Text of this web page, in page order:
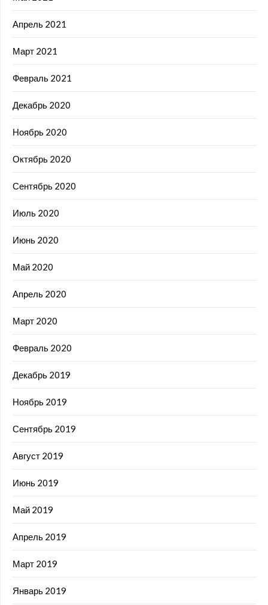
Апрель 2021
Март 2021
Февраль 2021
Декабрь 2020
Ноябрь 2020
Октябрь 2020
Сентябрь 2020
Июль 2020
Июнь 2020
Май 2020
Апрель 2020
Март 2020
Февраль 2020
Декабрь 2019
Ноябрь 2019
Сентябрь 2019
Август 2019
Июнь 2019
Май 2019
Апрель 2019
Март 2019
Январь 2019